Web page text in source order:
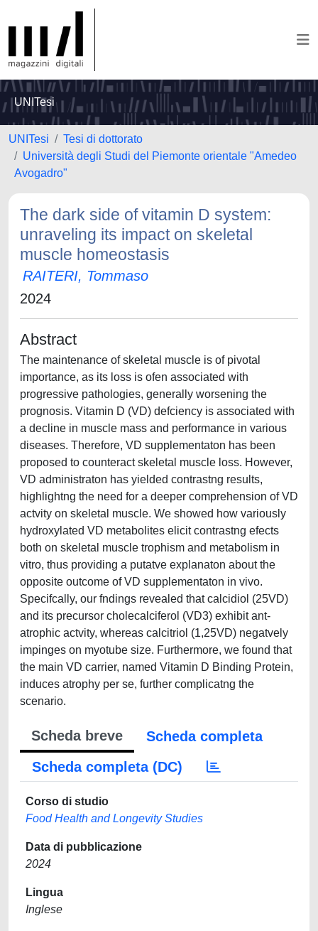
UNITesi
UNITesi
Tesi di dottorato
Università degli Studi del Piemonte orientale "Amedeo
Avogadro"
The dark side of vitamin D system:
unraveling its impact on skeletal
muscle homeostasis
RAITERI, Tommaso
2024
Abstract
The maintenance of skeletal muscle is of pivotal
importance, as its loss is ofen associated with
progressive pathologies, generally worsening the
prognosis. Vitamin D (VD) defciency is associated with
a decline in muscle mass and performance in various
diseases. Therefore, VD supplementaton has been
proposed to counteract skeletal muscle loss. However,
VD administraton has yielded contrastng results,
highlightng the need for a deeper comprehension of VD
actvity on skeletal muscle. We showed how variously
hydroxylated VD metabolites elicit contrastng efects
both on skeletal muscle trophism and metabolism in
vitro, thus providing a putatve explanaton about the
opposite outcome of VD supplementaton in vivo.
Specifcally, our fndings revealed that calcidiol (25VD)
and its precursor cholecalciferol (VD3) exhibit ant-
atrophic actvity, whereas calcitriol (1,25VD) negatvely
impinges on myotube size. Furthermore, we found that
the main VD carrier, named Vitamin D Binding Protein,
induces atrophy per se, further complicatng the
scenario.
Scheda breve
Scheda completa
Scheda completa (DC)
Corso di studio
Food Health and Longevity Studies
Data di pubblicazione
2024
Lingua
Inglese